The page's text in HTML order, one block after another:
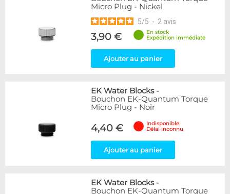
7
Marque
23
38
10
86
Thermal Grizzly
7
XSPC
1
Micro Plug - Nickel
5/5 - 2 avis
3,90 €
En stock
Expédition immédiate
Ajouter au panier
EK Water Blocks-
Bouchon EK-Quantum Torque
Micro Plug - Noir
4,40 €
Indisponible
Délai inconnu
Ajouter au panier
EK Water Blocks-
Bouchon EK-Quantum Torque